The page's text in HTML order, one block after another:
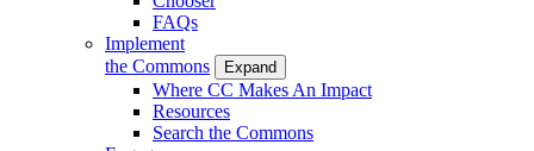
FAQs
Implement
the Commons
Expand
Where CC Makes An Impact
Resources
Search the Commons